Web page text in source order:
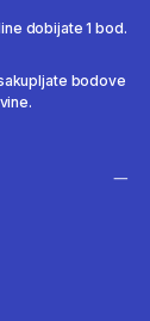
dobijate 1 bod.
bodove